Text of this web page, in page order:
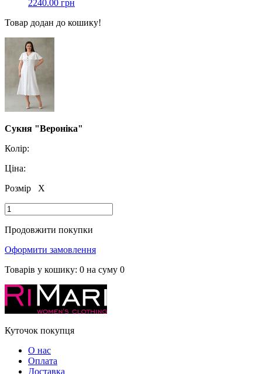
2240.00 грн
Товар додан до кошику!
Сукня "Вероніка"
Колір:
Ціна:
Розмір
X
Продовжити покупки
Оформити замовлення
Товарів у кошику: 0 на суму 0
Куточок покупця
О нас
Оплата
Доставка